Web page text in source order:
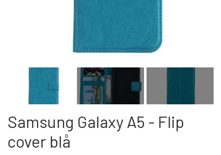
Samsung Galaxy A5 - Flip
cover blå